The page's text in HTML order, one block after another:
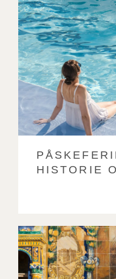
HISTORIE